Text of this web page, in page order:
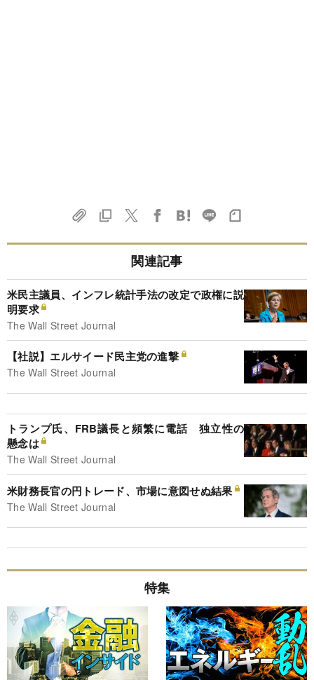
関連記事
米民主議員、インフレ統計手法の改定で政権に説
明要求
The Wall Street Journal
【社説】エルサイード民主党の進撃
The Wall Street Journal
トランプ氏、FRB議長と頻繁に電話 独立性の
懸念は
The Wall Street Journal
米財務長官の円トレード、市場に意図せぬ結果
The Wall Street Journal
特集